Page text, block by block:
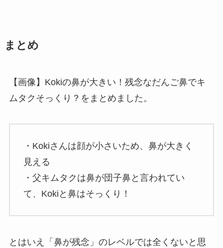
まとめ
【画像】Kokiの鼻が大きい！残念なだんご鼻でキ
ムタクそっくり？をまとめました。
・Kokiさんは顔が小さいため、鼻が大きく
見える
・父キムタクは鼻が団子鼻と言われてい
て、Kokiと鼻はそっくり！
とはいえ「鼻が残念」のレベルでは全くないと思